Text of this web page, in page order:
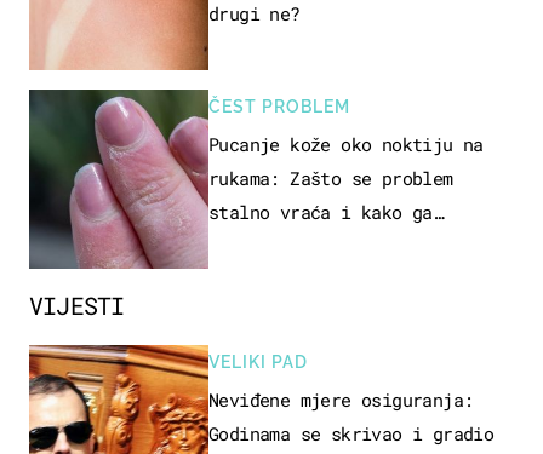
VIJESTI
VELIKI PAD
Neviđene mjere osiguranja:
Godinama se skrivao i gradio
drugi ne?
ČEST PROBLEM
Pucanje kože oko noktiju na
rukama: Zašto se problem
stalno vraća i kako ga